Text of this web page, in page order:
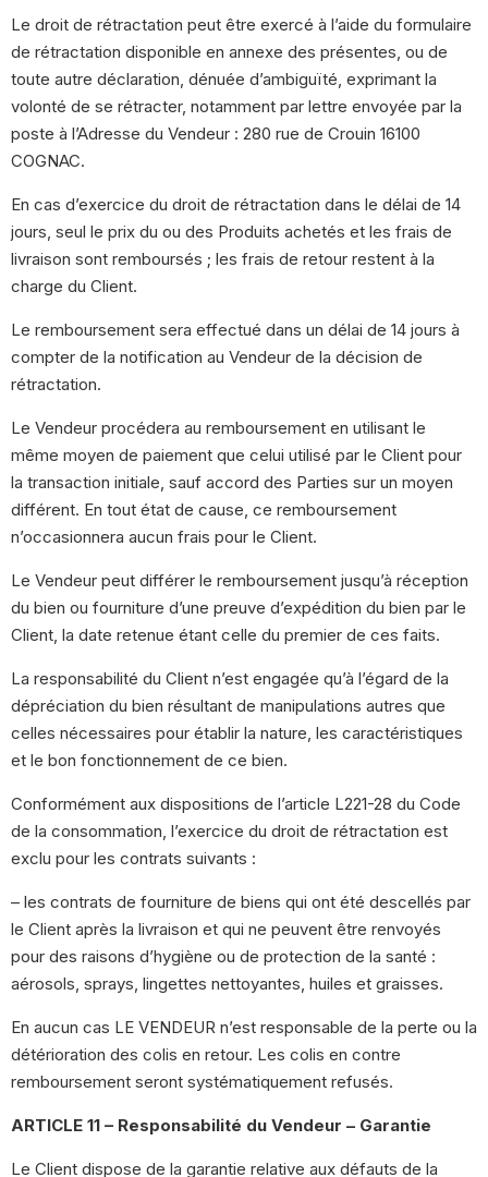
Le droit de rétractation peut être exercé à l’aide du formulaire
de rétractation disponible en annexe des présentes, ou de
toute autre déclaration, dénuée d’ambiguïté, exprimant la
volonté de se rétracter, notamment par lettre envoyée par la
poste à l’Adresse du Vendeur : 280 rue de Crouin 16100
COGNAC.
En cas d’exercice du droit de rétractation dans le délai de 14
jours, seul le prix du ou des Produits achetés et les frais de
livraison sont remboursés ; les frais de retour restent à la
charge du Client.
Le remboursement sera effectué dans un délai de 14 jours à
compter de la notification au Vendeur de la décision de
rétractation.
Le Vendeur procédera au remboursement en utilisant le
même moyen de paiement que celui utilisé par le Client pour
la transaction initiale, sauf accord des Parties sur un moyen
différent. En tout état de cause, ce remboursement
n’occasionnera aucun frais pour le Client.
Le Vendeur peut différer le remboursement jusqu’à réception
du bien ou fourniture d’une preuve d’expédition du bien par le
Client, la date retenue étant celle du premier de ces faits.
La responsabilité du Client n’est engagée qu’à l’égard de la
dépréciation du bien résultant de manipulations autres que
celles nécessaires pour établir la nature, les caractéristiques
et le bon fonctionnement de ce bien.
Conformément aux dispositions de l’article L221-28 du Code
de la consommation, l’exercice du droit de rétractation est
exclu pour les contrats suivants :
– les contrats de fourniture de biens qui ont été descellés par
le Client après la livraison et qui ne peuvent être renvoyés
pour des raisons d’hygiène ou de protection de la santé :
aérosols, sprays, lingettes nettoyantes, huiles et graisses.
En aucun cas LE VENDEUR n’est responsable de la perte ou la
détérioration des colis en retour. Les colis en contre
remboursement seront systématiquement refusés.
ARTICLE 11 – Responsabilité du Vendeur – Garantie
Le Client dispose de la garantie relative aux défauts de la